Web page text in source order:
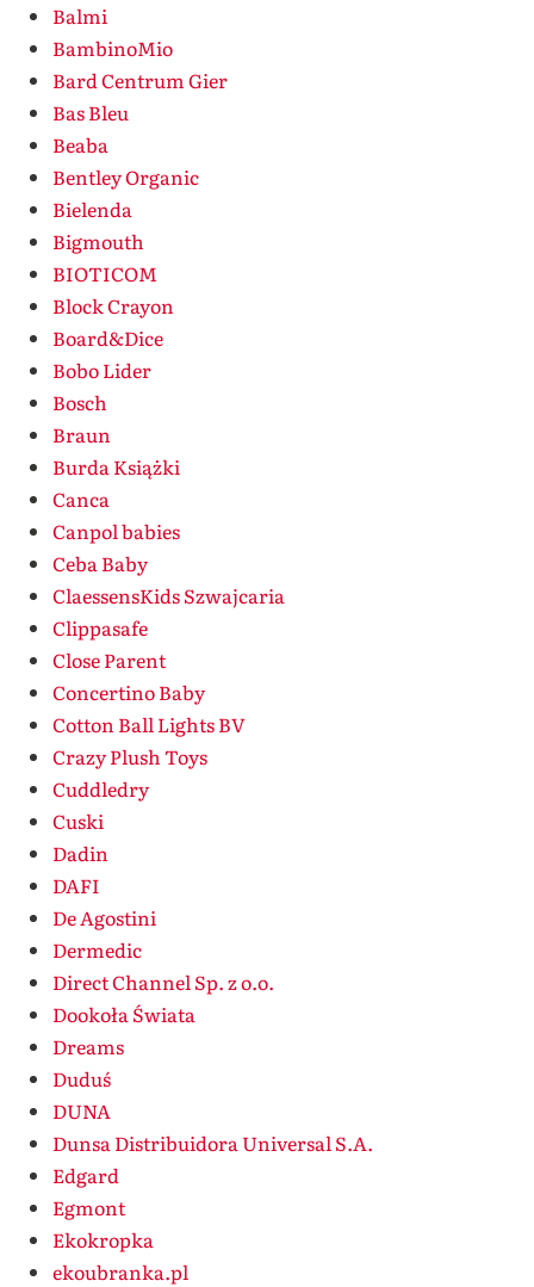
Balmi
BambinoMio
Bard Centrum Gier
Bas Bleu
Beaba
Bentley Organic
Bielenda
Bigmouth
BIOTICOM
Block Crayon
Board&Dice
Bobo Lider
Bosch
Braun
Burda Książki
Canca
Canpol babies
Ceba Baby
ClaessensKids Szwajcaria
Clippasafe
Close Parent
Concertino Baby
Cotton Ball Lights BV
Crazy Plush Toys
Cuddledry
Cuski
Dadin
DAFI
De Agostini
Dermedic
Direct Channel Sp. z o.o.
Dookoła Świata
Dreams
Duduś
DUNA
Dunsa Distribuidora Universal S.A.
Edgard
Egmont
Ekokropka
ekoubranka.pl